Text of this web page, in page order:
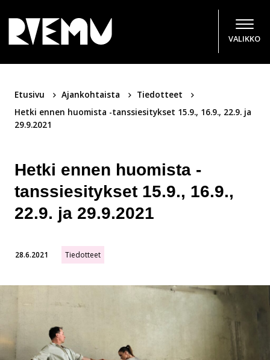
VALIKKO
Etusivu Ajankohtaista
Tiedotteet
Hetki ennen huomista -tanssiesitykset 15.9., 16.9., 22.9. ja
29.9.2021
Hetki ennen huomista -
tanssiesitykset 15.9., 16.9.,
22.9. ja 29.9.2021
28.6.2021 Tiedotteet